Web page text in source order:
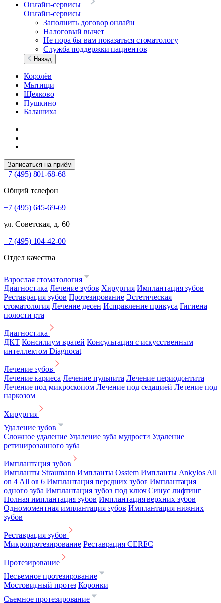
Онлайн-сервисы
Онлайн-сервисы
Заполнить договор онлайн
Налоговый вычет
Не пора бы вам показаться стоматологу
Служба поддержки пациентов
Назад
Королёв
Мытищи
Щелково
Пушкино
Балашиха
Записаться на приём
+7 (495) 801-68-68
Общий телефон
+7 (495) 645-69-69
ул. Советская, д. 60
+7 (495) 104-42-00
Отдел качества
Взрослая стоматология
Диагностика Лечение зубов Хирургия Имплантация зубов
Реставрация зубов Протезирование Эстетическая
стоматология Лечение десен Исправление прикуса Гигиена
полости рта
Диагностика
ДКТ Консилиум врачей Консультация с искусственным
интеллектом Diagnocat
Лечение зубов
Лечение кариеса Лечение пульпита Лечение периодонтита
Лечение под микроскопом Лечение под седацией Лечение под
наркозом
Хирургия
Удаление зубов
Сложное удаление Удаление зуба мудрости Удаление
ретинированного зуба
Имплантация зубов
Импланты Straumann Импланты Osstem Импланты Ankylos All
on 4 All on 6 Имплантация передних зубов Имплантация
одного зуба Имплантация зубов под ключ Синус лифтинг
Полная имплантация зубов Имплантация верхних зубов
Одномоментная имплантация зубов Имплантация нижних
зубов
Реставрация зубов
Микропротезирование Реставрация CEREC
Протезирование
Несъемное протезирование
Мостовидный протез Коронки
Съемное протезирование